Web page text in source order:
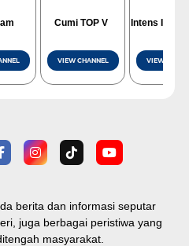
Cumi TOP V
VIEW CHANNEL
Intens
VIEW
berita dan informasi seputar
juga berbagai peristiwa yang
masyarakat.